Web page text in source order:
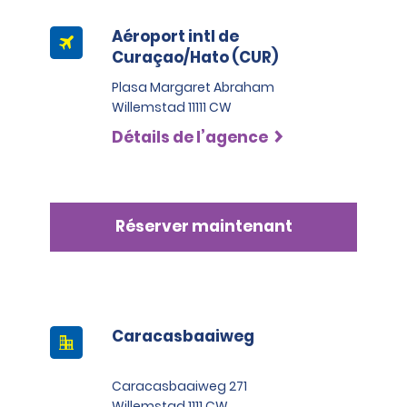
Aéroport intl de
Curaçao/Hato (CUR)
Plasa Margaret Abraham
Willemstad 11111 CW
Détails de l’agence
Réserver maintenant
Caracasbaaiweg
Caracasbaaiweg 271